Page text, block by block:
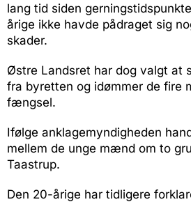
lang tid siden
årige ikke havde pådraget sig
skader.
Østre Landsret har dog valgt at
fra byretten og idømmer de fire
fængsel.
Ifølge anklagemyndigheden
mellem de unge mænd om to
Taastrup.
Den 20-årige har tidligere